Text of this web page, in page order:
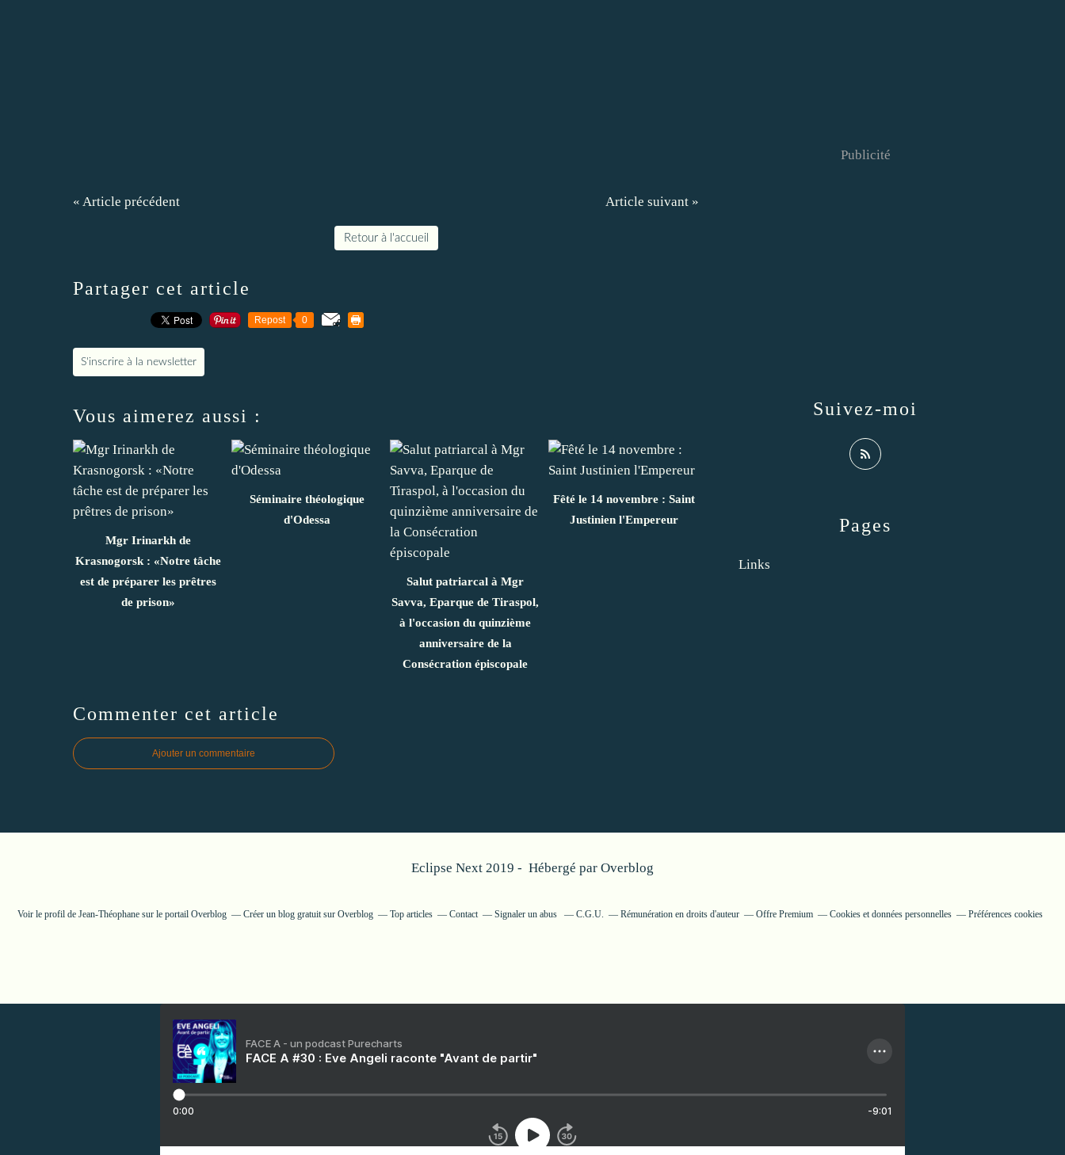
« Article précédent Article suivant »
Retour à l'accueil
Partager cet article
Repost 0
S'inscrire à la newsletter
Vous aimerez aussi :
Mgr Irinarkh de
Krasnogorsk : «Notre tâche
est de préparer les prêtres
de prison»
Séminaire théologique
d'Odessa
Salut patriarcal à Mgr
Savva, Eparque de Tiraspol,
à l'occasion du quinzième
anniversaire de la
Consécration épiscopale
Fêté le 14 novembre : Saint
Justinien l'Empereur
Commenter cet article
Ajouter un commentaire
Pages
Links
Suivez-moi
Publicité
Eclipse Next 2019 - Hébergé par Overblog
Voir le profil de Jean-Théophane sur le portail Overblog Créer un blog gratuit sur Overblog Top articles Contact Signaler un abus C.G.U. Rémunération en droits d'auteur Offre Premium Cookies et données personnelles Préférences cookies
FACE A - un podcast Purecharts
FACE A #30 : Eve Angeli raconte "Avant de partir"
0:00 -9:01